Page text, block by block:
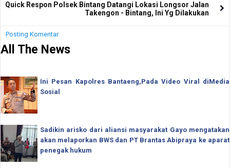
Quick Respon Polsek Bintang Datangi Lokasi Longsor Jalan
Takengon - Bintang, Ini Yg Dilakukan
Posting Komentar
All The News
Ini Pesan Kapolres Bantaeng,Pada Video Viral diMedia
Sosial
Sadikin arisko dari aliansi masyarakat Gayo mengatakan
akan melaporkan BWS dan PT Brantas Abipraya ke aparat
penegak hukum